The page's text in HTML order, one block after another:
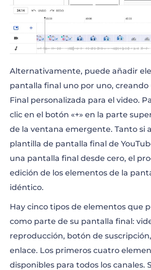
Alternativamente, puede añadir
pantalla final uno por uno, creando
Final personalizada para el video.
clic en el botón «+» en la parte
de la ventana emergente. Tanto si
plantilla de pantalla final de
una pantalla final desde cero, el
edición de los elementos de la
idéntico.
Hay cinco tipos de elementos que
como parte de su pantalla final:
reproducción, botón de
enlace. Los primeros cuatro
disponibles para todos los canales.